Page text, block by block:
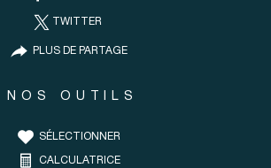
TWITTER
PLUS DE PARTAGE
NOS OUTILS
SÉLECTIONNER
CALCULATRICE